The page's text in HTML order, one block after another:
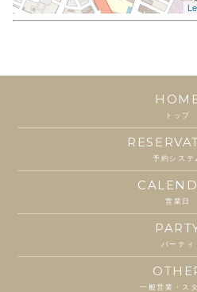
トップ
予約システ
営業日
パーティ
一般営業・ス